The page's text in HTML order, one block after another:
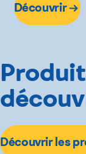
Découvrir
Découvrir les